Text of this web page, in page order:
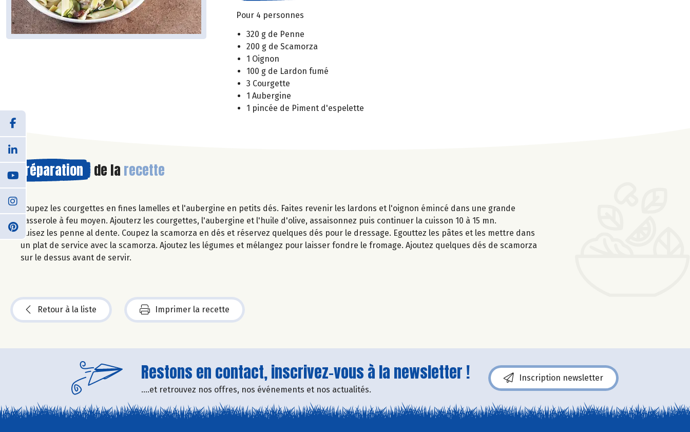
Pour 4 personnes
320 g de Penne
200 g de Scamorza
1 Oignon
100 g de Lardon fumé
3 Courgette
1 Aubergine
1 pincée de Piment d'espelette
Préparation de la recette
Coupez les courgettes en fines lamelles et l'aubergine en petits dés. Faites revenir les lardons et l'oignon émincé dans une grande
casserole à feu moyen. Ajouterz les courgettes, l'aubergine et l'huile d'olive, assaisonnez puis continuer la cuisson 10 à 15 mn.
Cuisez les penne al dente. Coupez la scamorza en dés et réservez quelques dés pour le dressage. Egouttez les pâtes et les mettre dans
un plat de service avec la scamorza. Ajoutez les légumes et mélangez pour laisser fondre le fromage. Ajoutez quelques dés de scamorza
sur le dessus avant de servir.
Retour à la liste Imprimer la recette
Restons en contact, inscrivez-vous à la newsletter !
....et retrouvez nos offres, nos événements et nos actualités.
Inscription newsletter